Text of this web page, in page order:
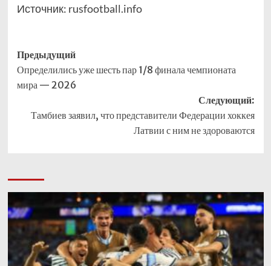
Источник: rusfootball.info
Навигация
записи
Предыдущий
Определились уже шесть пар 1/8 финала чемпионата
мира — 2026
Следующий:
Тамбиев заявил, что представители Федерации хоккея
Латвии с ним не здороваются